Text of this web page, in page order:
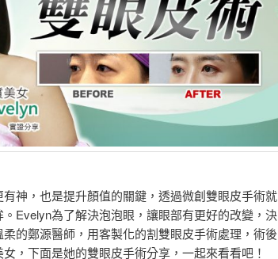
神，也是提升顏值的關鍵，透過微創雙眼皮手術就
Evelyn為了解決泡泡眼，讓眼部有更好的改變，決
的鄭源醫師，用客製化的割雙眼皮手術處理，術後
，下面是她的雙眼皮手術分享，一起來看看吧！